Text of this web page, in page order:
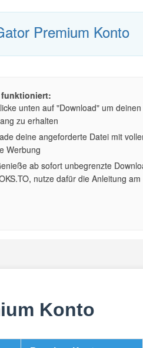
Premium Konto
funktioniert:
unten auf "Download" um
zu erhalten
deine angeforderte Datei mit
Werbung
ab sofort unbegrenzte
nutze dafür die Anleitung